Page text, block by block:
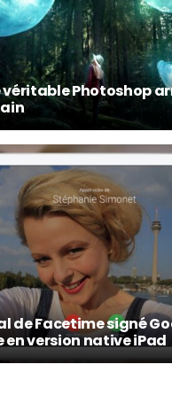
véritable Photoshop
de Facetime signé
en version native iPad